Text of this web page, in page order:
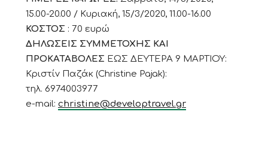
15.00-20.00 / Κυριακή, 15/3/2020, 11.00-16.00
ΚΟΣΤΟΣ : 70 ευρώ
ΔΗΛΩΣΕΙΣ ΣΥΜΜΕΤΟΧΗΣ ΚΑΙ
ΠΡΟΚΑΤΑΒΟΛΕΣ ΕΩΣ ΔΕΥΤΕΡΑ 9 ΜΑΡΤΙΟΥ:
Κριστίν Παζάκ (Christine Pajak):
τηλ. 6974003977
e-mail: christine@developtravel.gr